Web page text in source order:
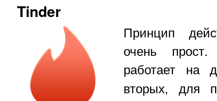
Tinder
Принцип
очень
работает
вторых, для